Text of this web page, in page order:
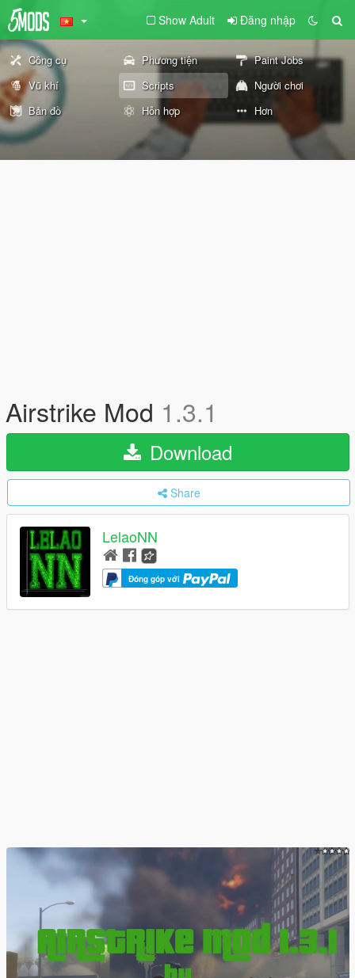
Show Adult Đăng nhập
Công cụ Phương tiện
Paint Jobs
Vũ khí
Scripts
Người chơi
Bản đồ
Hỗn hợp Hơn
Airstrike Mod 1.3.1
Download
Share
LelaoNN
Đóng góp với